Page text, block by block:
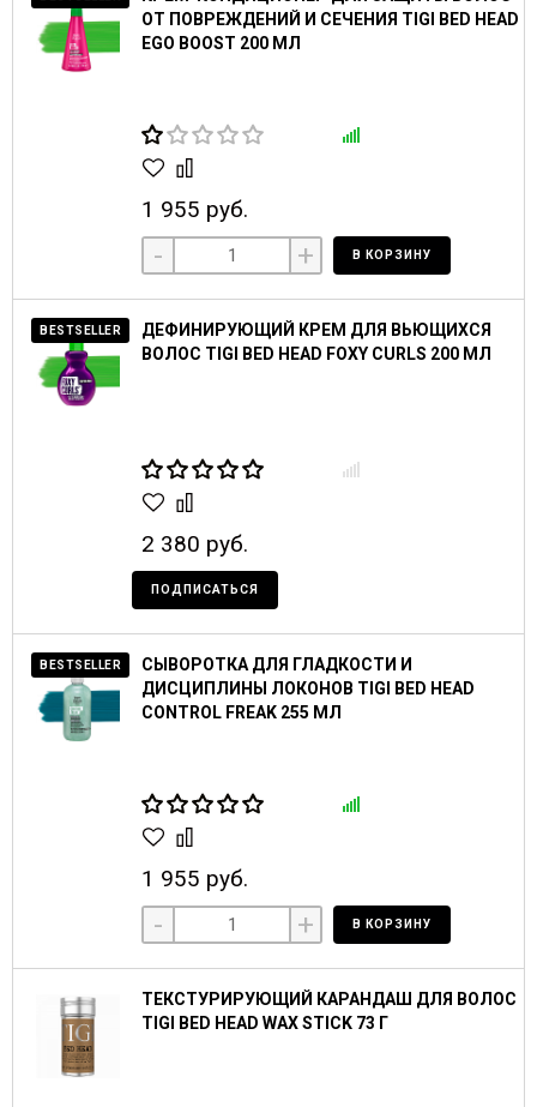
ОТ ПОВРЕЖДЕНИЙ И СЕЧЕНИЯ TIGI BED HEAD
EGO BOOST 200 МЛ
1 955 руб.
- + В КОРЗИНУ
BESTSELLER
ДЕФИНИРУЮЩИЙ КРЕМ ДЛЯ ВЬЮЩИХСЯ
ВОЛОС TIGI BED HEAD FOXY CURLS 200 МЛ
2 380 руб.
ПОДПИСАТЬСЯ
BESTSELLER
СЫВОРОТКА ДЛЯ ГЛАДКОСТИ И
ДИСЦИПЛИНЫ ЛОКОНОВ TIGI BED HEAD
CONTROL FREAK 255 МЛ
1 955 руб.
- + В КОРЗИНУ
ТЕКСТУРИРУЮЩИЙ КАРАНДАШ ДЛЯ ВОЛОС
TIGI BED HEAD WAX STICK 73 Г